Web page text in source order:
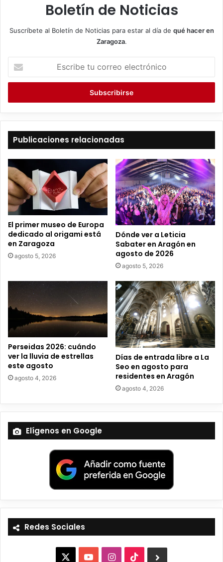
Boletín de Noticias
Suscríbete al Boletín de Noticias para estar al día de qué hacer en
Zaragoza.
c
i
b
o
r
r
e
o
l
t
ó
n
i
Publicaciones relacionadas
El primer museo de Europa
dedicado al origami está
en Zaragoza
agosto 5, 2026
Dónde ver a Leticia
Sabater en Aragón en
agosto de 2026
agosto 5, 2026
Perseidas 2026: cuándo
ver la lluvia de estrellas
este agosto
agosto 4, 2026
Días de entrada libre a La
Seo en agosto para
residentes en Aragón
agosto 4, 2026
Elígenos en Google
Redes Sociales
I